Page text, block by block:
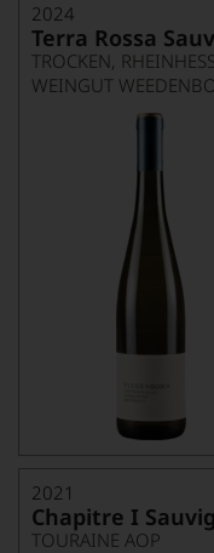
2024
Terra Rossa
TROCKEN,
WEINGUT
2021
Chapitre I
TOURAINE AOP